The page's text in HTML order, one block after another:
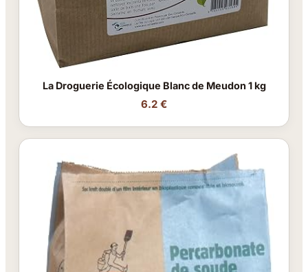
La Droguerie Écologique Blanc de Meudon 1 kg
6.2 €